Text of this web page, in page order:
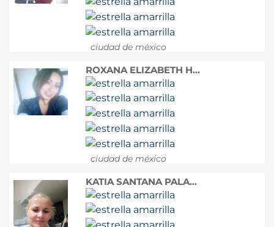
ciudad de méxico
ROXANA ELIZABETH H...
ciudad de méxico
KATIA SANTANA PALA...